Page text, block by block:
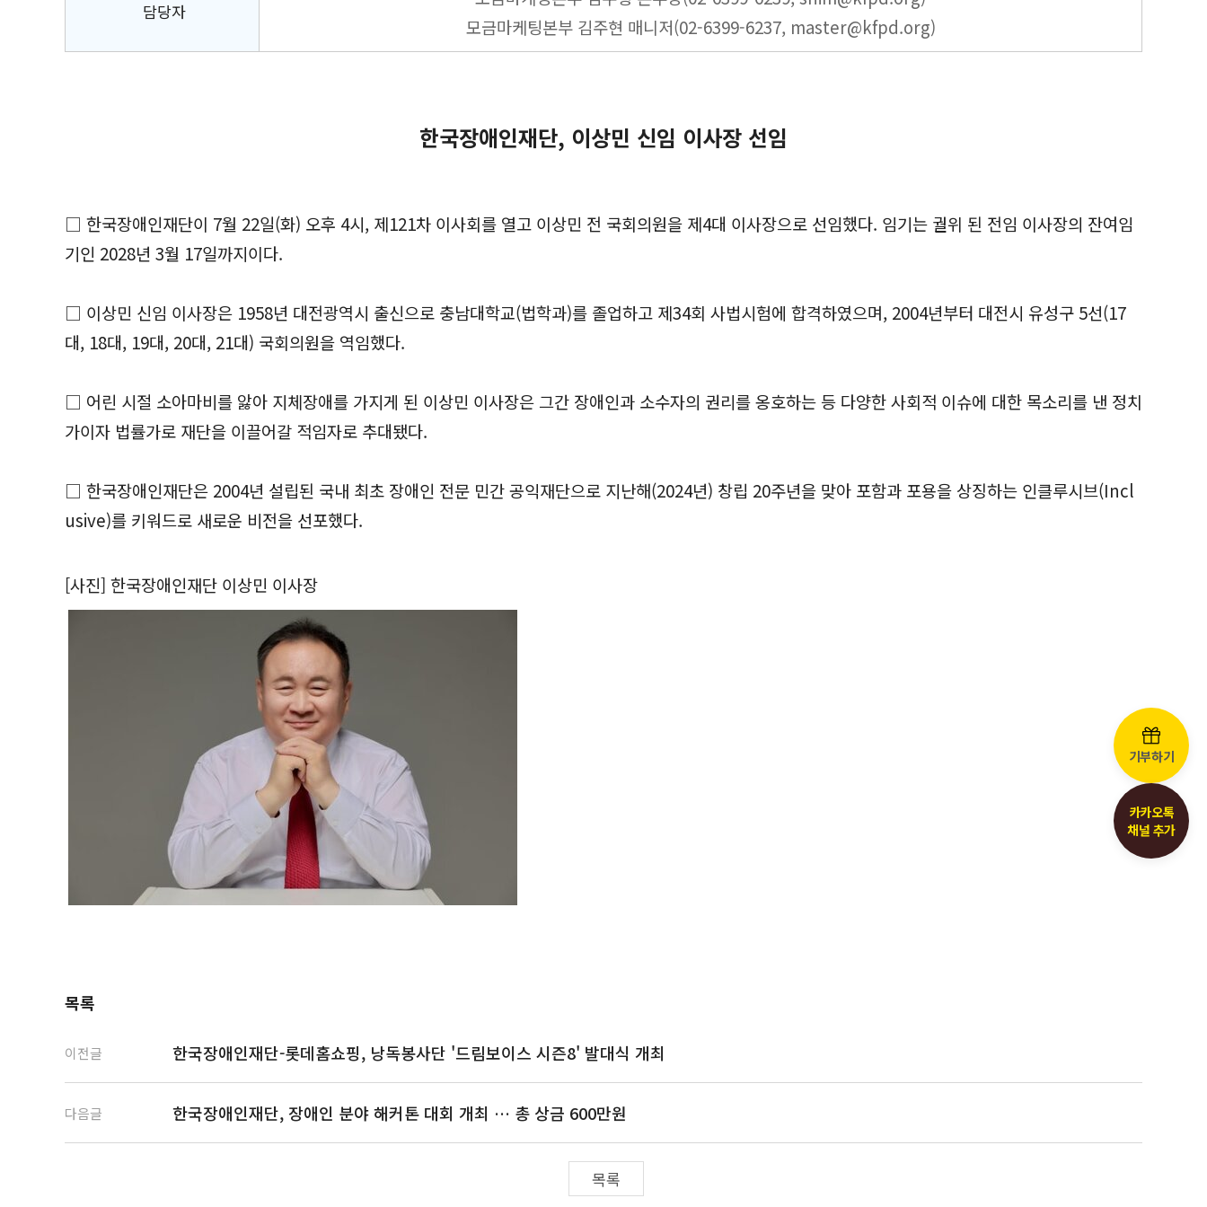
담당자
모금마케팅본부 김주현 매니저(02-6399-6237, master@kfpd.org)
한국장애인재단, 이상민 신임 이사장 선임
□ 한국장애인재단이 7월 22일(화) 오후 4시, 제121차 이사회를 열고 이상민 전 국회의원을 제4대 이사장으로 선임했다. 임기는 궐위 된 전임 이사장의 잔여임
기인 2028년 3월 17일까지이다.
□ 이상민 신임 이사장은 1958년 대전광역시 출신으로 충남대학교(법학과)를 졸업하고 제34회 사법시험에 합격하였으며, 2004년부터 대전시 유성구 5선(17
대, 18대, 19대, 20대, 21대) 국회의원을 역임했다.
□ 어린 시절 소아마비를 앓아 지체장애를 가지게 된 이상민 이사장은 그간 장애인과 소수자의 권리를 옹호하는 등 다양한 사회적 이슈에 대한 목소리를 낸 정치
가이자 법률가로 재단을 이끌어갈 적임자로 추대됐다.
□ 한국장애인재단은 2004년 설립된 국내 최초 장애인 전문 민간 공익재단으로 지난해(2024년) 창립 20주년을 맞아 포함과 포용을 상징하는 인클루시브(Incl
usive)를 키워드로 새로운 비전을 선포했다.
[사진] 한국장애인재단 이상민 이사장
목록
이전글 한국장애인재단-롯데홈쇼핑, 낭독봉사단 '드림보이스 시즌8' 발대식 개최
다음글 한국장애인재단, 장애인 분야 해커톤 대회 개최 … 총 상금 600만원
목록
기부하기
카카오톡
채널 추가